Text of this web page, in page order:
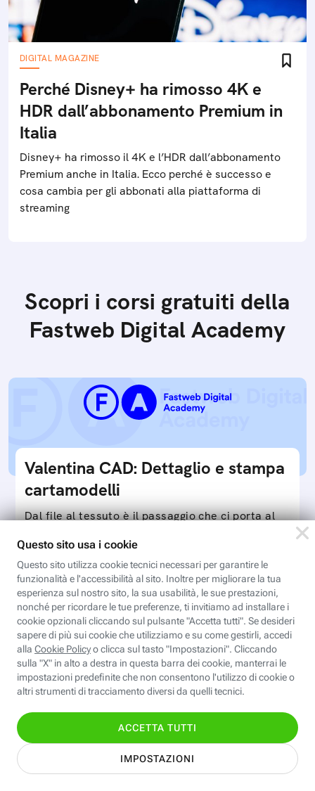
DIGITAL MAGAZINE
Perché Disney+ ha rimosso 4K e
HDR dall’abbonamento Premium in
Italia
Disney+ ha rimosso il 4K e l’HDR dall’abbonamento
Premium anche in Italia. Ecco perché è successo e
cosa cambia per gli abbonati alla piattaforma di
streaming
Scopri i corsi gratuiti della
Fastweb Digital Academy
Valentina CAD: Dettaglio e stampa
cartamodelli
Dal file al tessuto è il passaggio che ci porta al
cartamodelli digitali e parametrici.Approfondisci
e…
Iscriviti
Valentina CAD: Cartamodelli